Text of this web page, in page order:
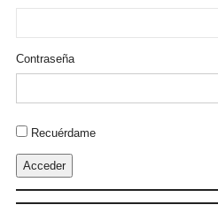
Contraseña
Alternative:
Recuérdame
Acceder